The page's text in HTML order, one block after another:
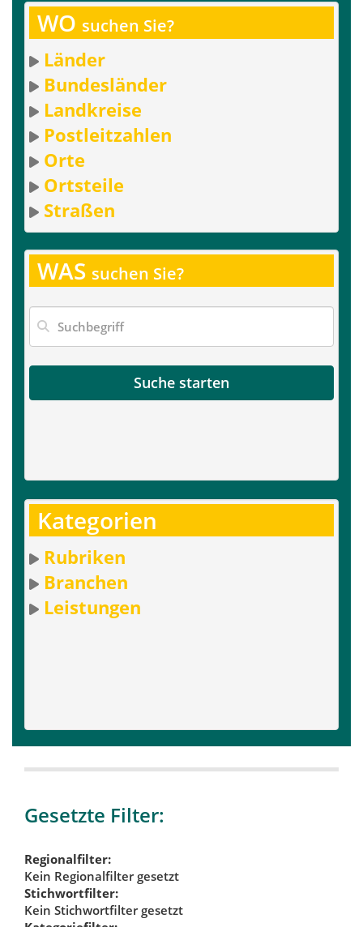
WO suchen Sie?
Länder
Bundesländer
Landkreise
Postleitzahlen
Orte
Ortsteile
Straßen
WAS suchen Sie?
Suche starten
Kategorien
Rubriken
Branchen
Leistungen
Gesetzte Filter:
Regionalfilter:
Kein Regionalfilter gesetzt
Stichwortfilter:
Kein Stichwortfilter gesetzt